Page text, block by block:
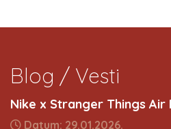
Blog / Vesti
Nike x Stranger Things Air
Datum: 29.01.2026.